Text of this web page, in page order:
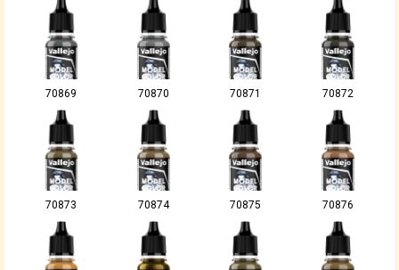
70869 70870 70871 70872
70873 70874 70875 70876